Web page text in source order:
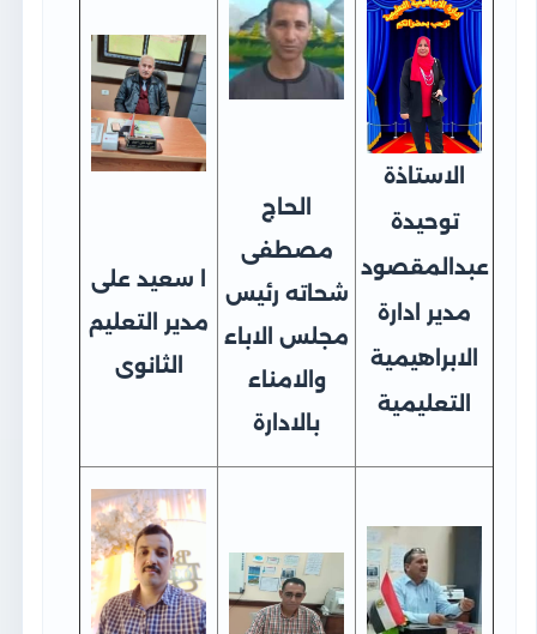
الاستاذة
توحيدة
عبدالمقصود
مدير ادارة
الابراهيمية
التعليمية
الحاج
مصطفى
شحاته رئيس
مجلس الاباء
والامناء
بالادارة
ا سعيد على
مدير التعليم
الثانوى